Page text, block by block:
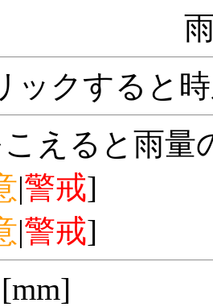
ックすると
えると雨量
|警戒]
|警戒]